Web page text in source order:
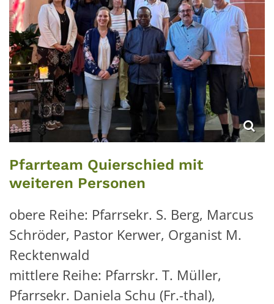
Pfarrteam Quierschied mit
weiteren Personen
obere Reihe: Pfarrsekr. S. Berg, Marcus
Schröder, Pastor Kerwer, Organist M.
Recktenwald
mittlere Reihe: Pfarrskr. T. Müller,
Pfarrsekr. Daniela Schu (Fr.-thal),